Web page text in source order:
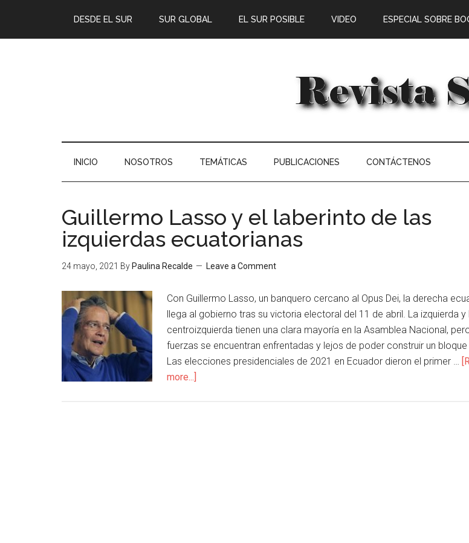
DESDE EL SUR SUR GLOBAL EL SUR POSIBLE VIDEO ESPECIAL SOBRE
INICIO NOSOTROS TEMÁTICAS PUBLICACIONES CONTÁCTENOS
Guillermo Lasso y el laberinto de las
izquierdas ecuatorianas
24 mayo, 2021 By Paulina Recalde Leave a Comment
Con Guillermo Lasso, un banquero cercano al Opus Dei, la derecha
llega al gobierno tras su victoria electoral del 11 de abril. La izquierda y
centroizquierda tienen una clara mayoría en la Asamblea Nacional,
fuerzas se encuentran enfrentadas y lejos de poder construir un
Las elecciones presidenciales de 2021 en Ecuador dieron el primer …
more...]